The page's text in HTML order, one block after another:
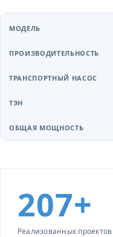
207+
Реализованных проектов